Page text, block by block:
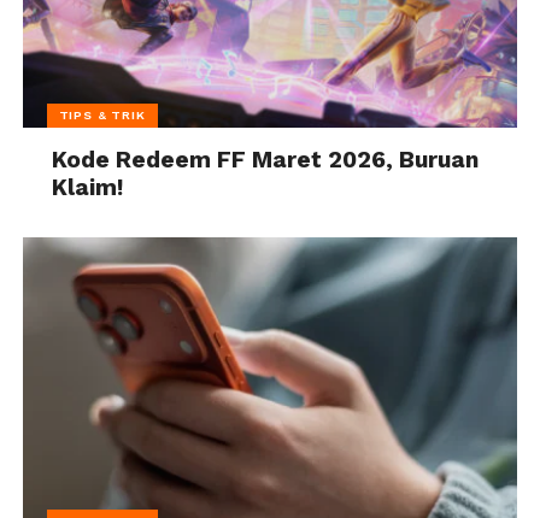
TIPS & TRIK
Kode Redeem FF Maret 2026, Buruan
Klaim!